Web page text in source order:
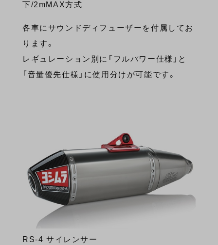
下/2mMAX方式
各車にサウンドディフューザーを付属してお
ります。
レギュレーション別に「フルパワー仕様」と
「音量優先仕様」に使用分けが可能です。
RS-4 サイレンサー